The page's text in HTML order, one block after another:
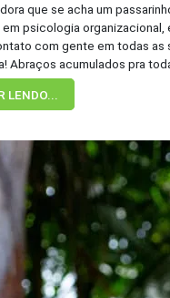
que se acha um
psicologia organizacional,
com gente em todas as
Abraços acumulados pra toda
LENDO...